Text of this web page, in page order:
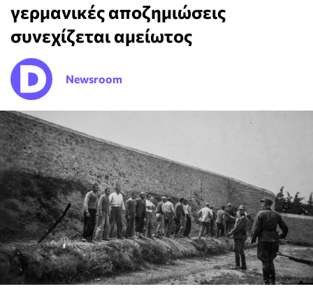
γερμανικές αποζημιώσεις
συνεχίζεται αμείωτος
Newsroom